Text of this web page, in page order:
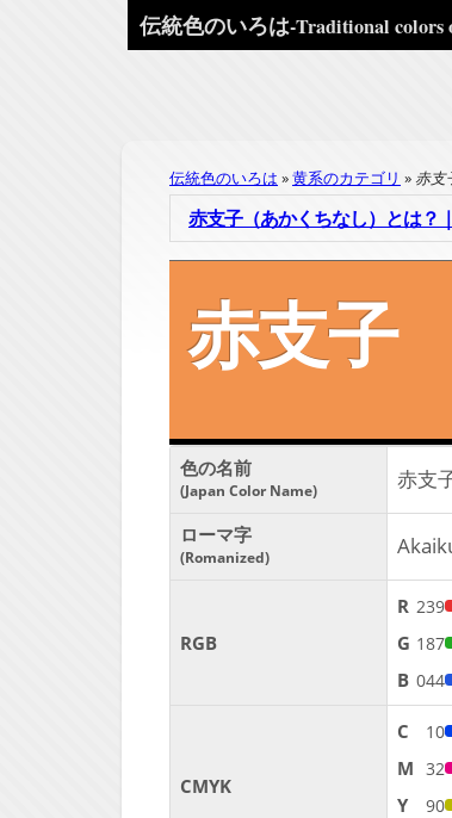
伝統色のいろは-Traditional colors
伝統色のいろは 黄系のカテゴリ 赤支
赤支子（あかくちなし）とは？
赤支子
色の名前
Japan Color Name 赤支
ローマ字
Romanized
RGB
R 239
G 187
B 044
CMYK
C 10
M 32
Y 90